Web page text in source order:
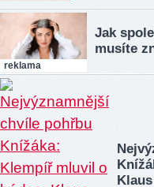
reklama
Jak
musíte